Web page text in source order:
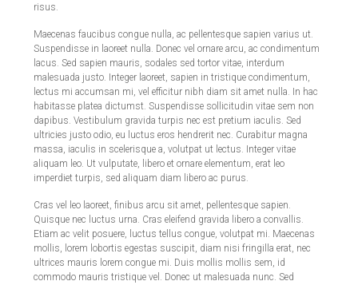
risus.
Maecenas faucibus congue nulla, ac pellentesque sapien varius ut.
Suspendisse in laoreet nulla. Donec vel ornare arcu, ac condimentum
lacus. Sed sapien mauris, sodales sed tortor vitae, interdum
malesuada justo. Integer laoreet, sapien in tristique condimentum,
lectus mi accumsan mi, vel efficitur nibh diam sit amet nulla. In hac
habitasse platea dictumst. Suspendisse sollicitudin vitae sem non
dapibus. Vestibulum gravida turpis nec est pretium iaculis. Sed
ultricies justo odio, eu luctus eros hendrerit nec. Curabitur magna
massa, iaculis in scelerisque a, volutpat ut lectus. Integer vitae
aliquam leo. Ut vulputate, libero et ornare elementum, erat leo
imperdiet turpis, sed aliquam diam libero ac purus.
Cras vel leo laoreet, finibus arcu sit amet, pellentesque sapien.
Quisque nec luctus urna. Cras eleifend gravida libero a convallis.
Etiam ac velit posuere, luctus tellus congue, volutpat mi. Maecenas
mollis, lorem lobortis egestas suscipit, diam nisi fringilla erat, nec
ultrices mauris lorem congue mi. Duis mollis mollis sem, id
commodo mauris tristique vel. Donec ut malesuada nunc. Sed